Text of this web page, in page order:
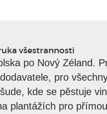
všestrannosti
po Nový Zéland.
pro
kde se pěstuje
plantážích pro